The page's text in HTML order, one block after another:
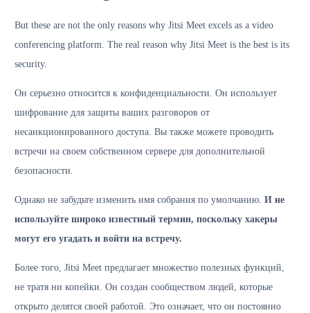
But these are not the only reasons why Jitsi Meet excels as a video
conferencing platform. The real reason why Jitsi Meet is the best is its
security.
Он серьезно относится к конфиденциальности. Он использует
шифрование для защиты ваших разговоров от
несанкционированного доступа. Вы также можете проводить
встречи на своем собственном сервере для дополнительной
безопасности.
Однако не забудьте изменить имя собрания по умолчанию. И не
используйте широко известный термин, поскольку хакеры
могут его угадать и войти на встречу.
Более того, Jitsi Meet предлагает множество полезных функций,
не тратя ни копейки. Он создан сообществом людей, которые
открыто делятся своей работой. Это означает, что он постоянно